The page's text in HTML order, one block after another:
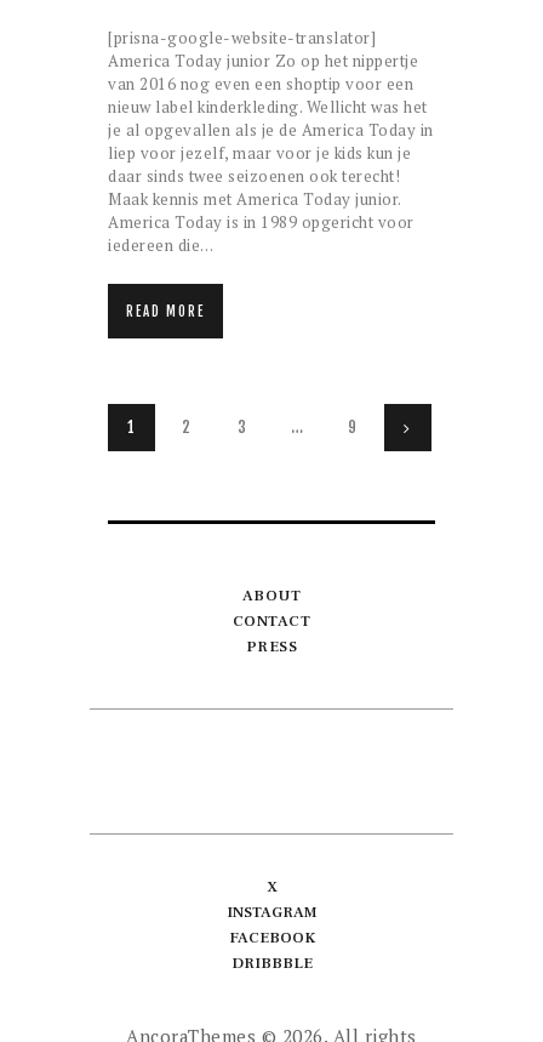
[prisna-google-website-translator]
America Today junior Zo op het nippertje
van 2016 nog even een shoptip voor een
nieuw label kinderkleding. Wellicht was het
je al opgevallen als je de America Today in
liep voor jezelf, maar voor je kids kun je
daar sinds twee seizoenen ook terecht!
Maak kennis met America Today junior.
America Today is in 1989 opgericht voor
iedereen die…
READ MORE
Berichten
paginering
PAGE
1 PAGE
2 PAGE
3 … PAGE
9
ABOUT
CONTACT
PRESS
X
INSTAGRAM
FACEBOOK
DRIBBBLE
AncoraThemes © 2026. All rights